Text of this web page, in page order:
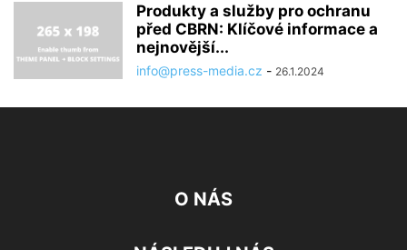
Produkty a služby pro ochranu
před CBRN: Klíčové informace a
nejnovější...
info@press-media.cz - 26.1.2024
O NÁS